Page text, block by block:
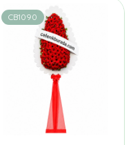
CB1090